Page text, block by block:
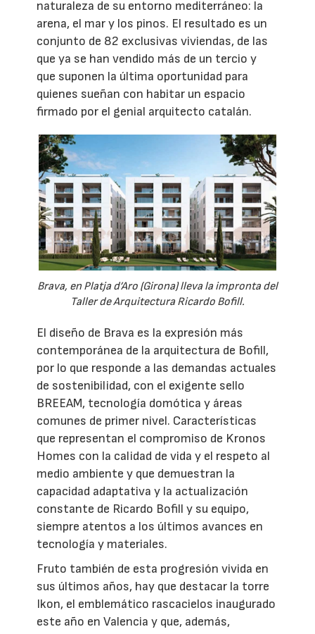
naturaleza de su entorno mediterráneo: la
arena, el mar y los pinos. El resultado es un
conjunto de 82 exclusivas viviendas, de las
que ya se han vendido más de un tercio y
que suponen la última oportunidad para
quienes sueñan con habitar un espacio
firmado por el genial arquitecto catalán.
Brava, en Platja d’Aro (Girona) lleva la impronta del
Taller de Arquitectura Ricardo Bofill.
El diseño de Brava es la expresión más
contemporánea de la arquitectura de Bofill,
por lo que responde a las demandas actuales
de sostenibilidad, con el exigente sello
BREEAM, tecnología domótica y áreas
comunes de primer nivel. Características
que representan el compromiso de Kronos
Homes con la calidad de vida y el respeto al
medio ambiente y que demuestran la
capacidad adaptativa y la actualización
constante de Ricardo Bofill y su equipo,
siempre atentos a los últimos avances en
tecnología y materiales.
Fruto también de esta progresión vivida en
sus últimos años, hay que destacar la torre
Ikon, el emblemático rascacielos inaugurado
este año en Valencia y que, además,